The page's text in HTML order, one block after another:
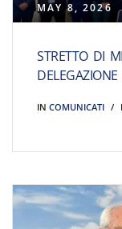
MAY 8, 2026
STRETTO DI
IN COMUNICATI